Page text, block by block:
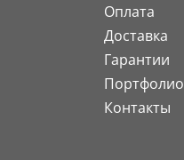
Оплата
Доставка
Гарантии
Портфолио
Контакты